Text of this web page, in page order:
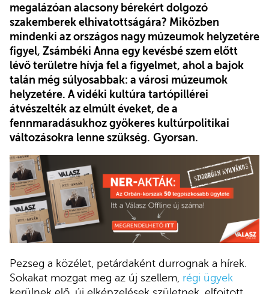
megalázóan alacsony bérekért dolgozó
szakemberek elhivatottságára? Miközben
mindenki az országos nagy múzeumok helyzetére
figyel, Zsámbéki Anna egy kevésbé szem előtt
lévő területre hívja fel a figyelmet, ahol a bajok
talán még súlyosabbak: a városi múzeumok
helyzetére. A vidéki kultúra tartópillérei
átvészelték az elmúlt éveket, de a
fennmaradásukhoz gyökeres kultúrpolitikai
változásokra lenne szükség. Gyorsan.
Pezseg a közélet, petárdaként durrognak a hírek.
Sokakat mozgat meg az új szellem, régi ügyek